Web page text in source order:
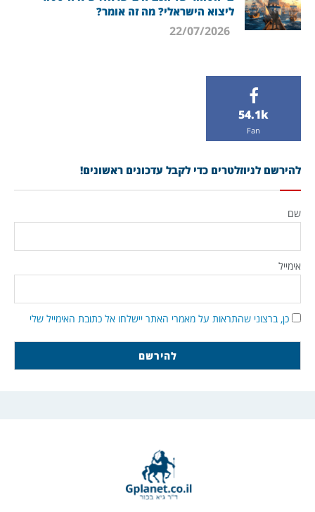
ליצוא הישראלי? מה זה אומר?
54.1k
Fan
להירשם לניוזלטרים כדי לקבל עדכונים ראשונים!
שם
אימייל
כן, ברצוני שהתראות על מאמרי האתר יישלחו אל כתובת האימייל שלי